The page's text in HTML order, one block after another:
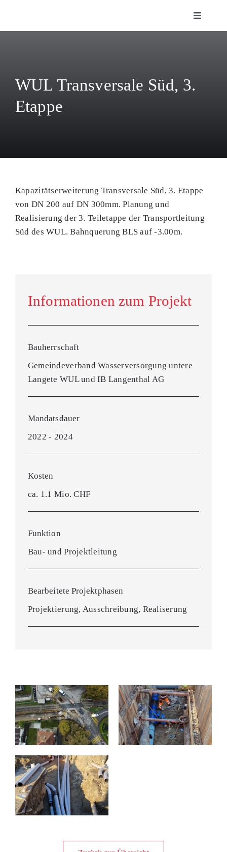
springen
Toggle
Über uns
Referenzen
WebGIS
WUL Transversale Süd, 3.
Etappe
Kapazitätserweiterung Transversale Süd, 3. Etappe
von DN 200 auf DN 300mm. Planung und
Realisierung der 3. Teiletappe der Transportleitung
Süd des WUL. Bahnquerung BLS auf -3.00m.
Informationen zum Projekt
Bauherrschaft
Gemeindeverband Wasserversorgung untere
Langete WUL und IB Langenthal AG
Mandatsdauer
2022 - 2024
Kosten
ca. 1.1 Mio. CHF
Funktion
Bau- und Projektleitung
Bearbeitete Projektphasen
Projektierung, Ausschreibung, Realiserung